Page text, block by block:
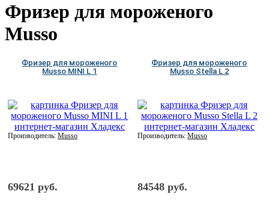
Фризер для мороженого
Musso
Фризер для мороженого
Musso MINI L 1
Производитель:Musso
69621 руб.
Фризер для мороженого
Musso Stella L 2
Производитель:Musso
84548 руб.